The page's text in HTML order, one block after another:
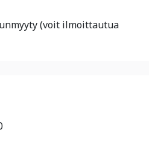
(voit ilmoittautua